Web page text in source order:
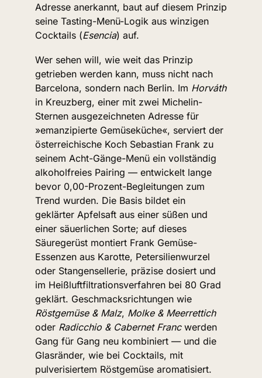
Adresse anerkannt, baut auf diesem Prinzip
seine Tasting-Menü-Logik aus winzigen
Cocktails (Esencia) auf.
Wer sehen will, wie weit das Prinzip
getrieben werden kann, muss nicht nach
Barcelona, sondern nach Berlin. Im Horváth
in Kreuzberg, einer mit zwei Michelin-
Sternen ausgezeichneten Adresse für
»emanzipierte Gemüseküche«, serviert der
österreichische Koch Sebastian Frank zu
seinem Acht-Gänge-Menü ein vollständig
alkoholfreies Pairing — entwickelt lange
bevor 0,00-Prozent-Begleitungen zum
Trend wurden. Die Basis bildet ein
geklärter Apfelsaft aus einer süßen und
einer säuerlichen Sorte; auf dieses
Säuregerüst montiert Frank Gemüse-
Essenzen aus Karotte, Petersilienwurzel
oder Stangensellerie, präzise dosiert und
im Heißluftfiltrationsverfahren bei 80 Grad
Röstgemüse & Malz, Molke & Meerrettich
oder Radicchio & Cabernet Franc werden
Gang für Gang neu kombiniert — und die
Glasränder, wie bei Cocktails, mit
pulverisiertem Röstgemüse aromatisiert.